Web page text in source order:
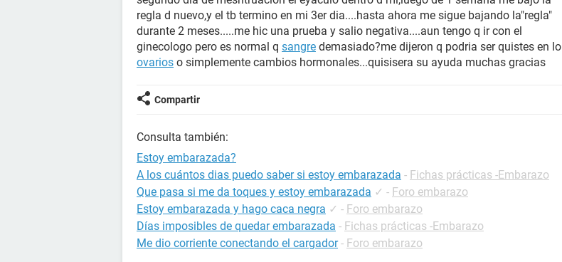
regla d nuevo,y el tb termino en mi 3er dia....hasta ahora me sigue bajando la"regla"
durante 2 meses.....me hic una prueba y salio negativa....aun tengo q ir con el
ginecologo pero es normal q sangre demasiado?me dijeron q podria ser quistes en lo
ovarios o simplemente cambios hormonales...quisisera su ayuda muchas gracias
Compartir
Consulta también:
Estoy embarazada?
A los cuántos dias puedo saber si estoy embarazada - Fichas prácticas -Embarazo
Que pasa si me da toques y estoy embarazada ✓ - Foro embarazo
Estoy embarazada y hago caca negra ✓ - Foro embarazo
Días imposibles de quedar embarazada - Fichas prácticas -Embarazo
Me dio corriente conectando el cargador - Foro embarazo